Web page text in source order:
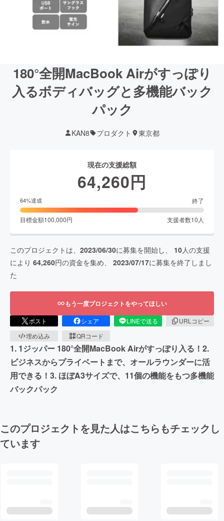
180°全開MacBook Airがすっぽり
入るボディバッグと多機能バック
パック
KAN8 プロダクト 東京都
現在の支援総額
64,260円
64%達成 終了
目標金額100,000円 支援者数10 人
このプロジェクトは、 2023/06/30に募集を開始し、 10人の支援
により 64,260円の資金を集め、 2023/07/17に募集を終了しまし
た
もう一度プロジェクトをやってほしい
ポスト シェア LINEで送る
URLコピー
埋め込み
QRコード
1. 1ジッパー 180°全開MacBook Airがすっぽり入る！2.
ビジネスからプライベートまで、オールラウンダーに活
用できる！3. ほぼA3サイズで、11個の機能をもつ多機能
バックパック
このプロジェクトを見た人はこちらもチェックし
ています